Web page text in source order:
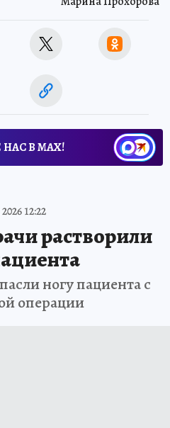
В МАХ!
12:22
растворили
ногу пациента с
операции